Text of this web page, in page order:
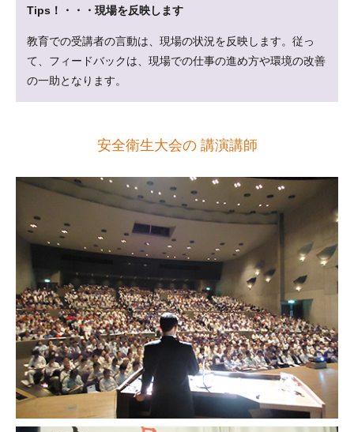
Tips！・・・現場を反映します
教育での受講者の言動は、現場の状況を反映します。従っ
て、フィードバックは、現場での仕事の進め方や環境の改善
の一助となります。
安全衛生大会の 講演講師